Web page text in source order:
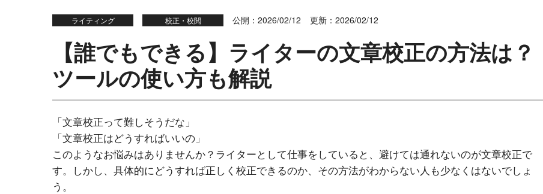
ライティング 校正・校閲 公開：2026/02/12 更新：2026/02/12
【誰でもできる】ライターの文章校正の方法は？
ツールの使い方も解説
「文章校正って難しそうだな」
「文章校正はどうすればいいの」
このようなお悩みはありませんか？ライターとして仕事をしていると、避けては通れないのが文章校正で
す。しかし、具体的にどうすれば正しく校正できるのか、その方法がわからない人も少なくはないでしょ
う。